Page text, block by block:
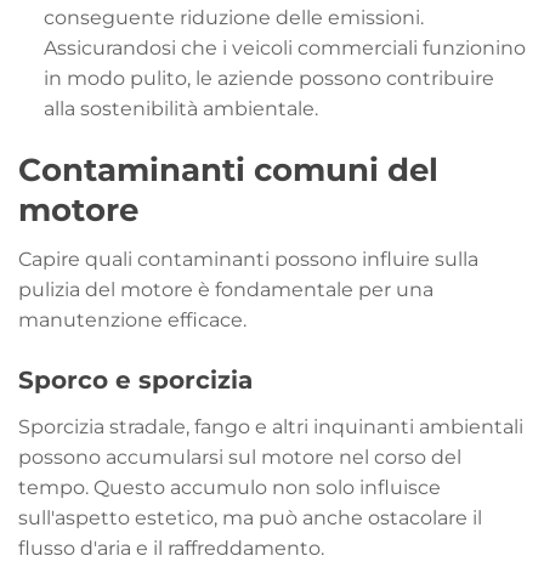
conseguente riduzione delle emissioni.
Assicurandosi che i veicoli commerciali funzionino
in modo pulito, le aziende possono contribuire
alla sostenibilità ambientale.
Contaminanti comuni del
motore
Capire quali contaminanti possono influire sulla
pulizia del motore è fondamentale per una
manutenzione efficace.
Sporco e sporcizia
Sporcizia stradale, fango e altri inquinanti ambientali
possono accumularsi sul motore nel corso del
tempo. Questo accumulo non solo influisce
sull'aspetto estetico, ma può anche ostacolare il
flusso d'aria e il raffreddamento.